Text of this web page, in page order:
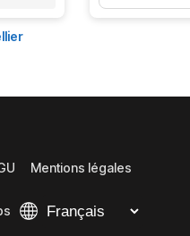
Mentions légales